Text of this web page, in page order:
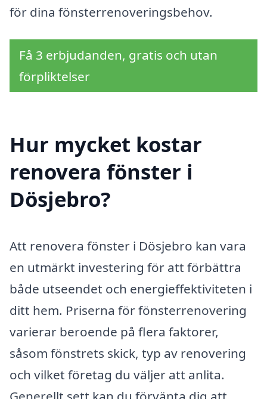
för dina fönsterrenoveringsbehov.
Få 3 erbjudanden, gratis och utan
förpliktelser
Hur mycket kostar
renovera fönster i
Dösjebro?
Att renovera fönster i Dösjebro kan vara
en utmärkt investering för att förbättra
både utseendet och energieffektiviteten i
ditt hem. Priserna för fönsterrenovering
varierar beroende på flera faktorer,
såsom fönstrets skick, typ av renovering
och vilket företag du väljer att anlita.